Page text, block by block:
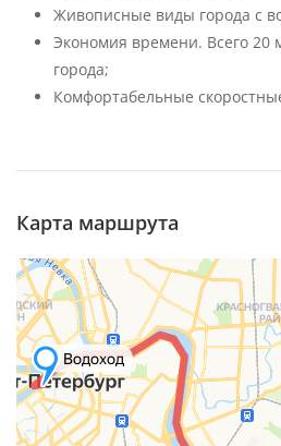
Живописные виды города с
Экономия времени. Всего 20
города;
Комфортабельные
Карта маршрута
Санкт‑Петербург
Яндекс Карты — транспорт, навигация,